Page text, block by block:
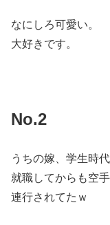
なにしろ可愛い。
大好きです。
No.2
うちの嫁、学生時
就職してからも空
連行されてたｗ